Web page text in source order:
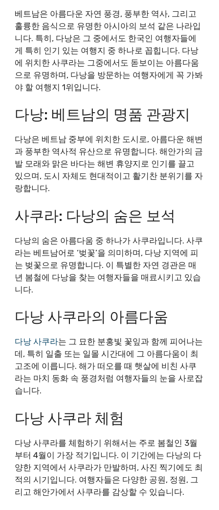
베트남은 아름다운 자연 풍경, 풍부한 역사, 그리고
훌륭한 음식으로 유명한 아시아의 보석 같은 나라입
니다. 특히, 다낭은 그 중에서도 한국인 여행자들에
게 특히 인기 있는 여행지 중 하나로 꼽힙니다. 다낭
에 위치한 사쿠라는 그중에서도 돋보이는 아름다움
으로 유명하며, 다낭을 방문하는 여행자에게 꼭 가봐
야 할 여행지 1위입니다.
다낭: 베트남의 명품 관광지
다낭은 베트남 중부에 위치한 도시로, 아름다운 해변
과 풍부한 역사적 유산으로 유명합니다. 해안가의 금
발 모래와 맑은 바다는 해변 휴양지로 인기를 끌고
있으며, 도시 자체도 현대적이고 활기찬 분위기를 자
랑합니다.
사쿠라: 다낭의 숨은 보석
다낭의 숨은 아름다움 중 하나가 사쿠라입니다. 사쿠
라는 베트남어로 ‘벚꽃’을 의미하며, 다낭 지역에 피
는 벚꽃으로 유명합니다. 이 특별한 자연 경관은 매
년 봄철에 다낭을 찾는 여행자들을 매료시키고 있습
니다.
다낭 사쿠라의 아름다움
다낭 사쿠라는 그 묘한 분홍빛 꽃잎과 함께 피어나는
데, 특히 일출 또는 일몰 시간대에 그 아름다움이 최
고조에 이릅니다. 해가 떠오를 때 햇살에 비친 사쿠
라는 마치 동화 속 풍경처럼 여행자들의 눈을 사로잡
습니다.
다낭 사쿠라 체험
다낭 사쿠라를 체험하기 위해서는 주로 봄철인 3월
부터 4월이 가장 적기입니다. 이 기간에는 다낭의 다
양한 지역에서 사쿠라가 만발하며, 사진 찍기에도 최
적의 시기입니다. 여행자들은 다양한 공원, 정원, 그
리고 해안가에서 사쿠라를 감상할 수 있습니다.